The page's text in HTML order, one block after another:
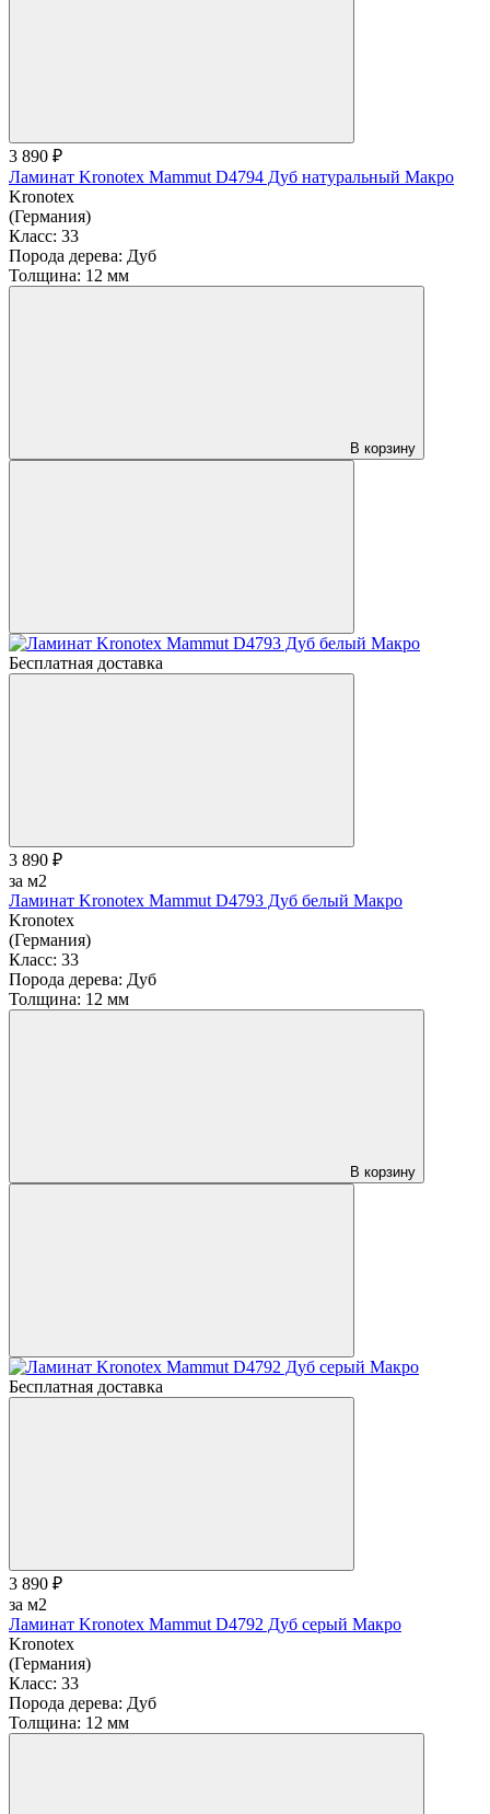
3 890 ₽
Ламинат Kronotex Mammut D4794 Дуб натуральный Макро
Kronotex
(Германия)
Класс: 33
Порода дерева: Дуб
Толщина: 12 мм
В корзину
Бесплатная доставка
3 890 ₽
за м2
Ламинат Kronotex Mammut D4793 Дуб белый Макро
Kronotex
(Германия)
Класс: 33
Порода дерева: Дуб
Толщина: 12 мм
В корзину
Бесплатная доставка
3 890 ₽
за м2
Ламинат Kronotex Mammut D4792 Дуб серый Макро
Kronotex
(Германия)
Класс: 33
Порода дерева: Дуб
Толщина: 12 мм